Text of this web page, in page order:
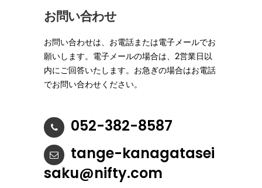
お問い合わせ
お問い合わせは、お電話または電子メールでお
願いします。電子メールの場合は、2営業日以
内にご回答いたします。お急ぎの場合はお電話
でお問い合わせください。
052-382-8587
tange-kanagatasei
saku@nifty.com